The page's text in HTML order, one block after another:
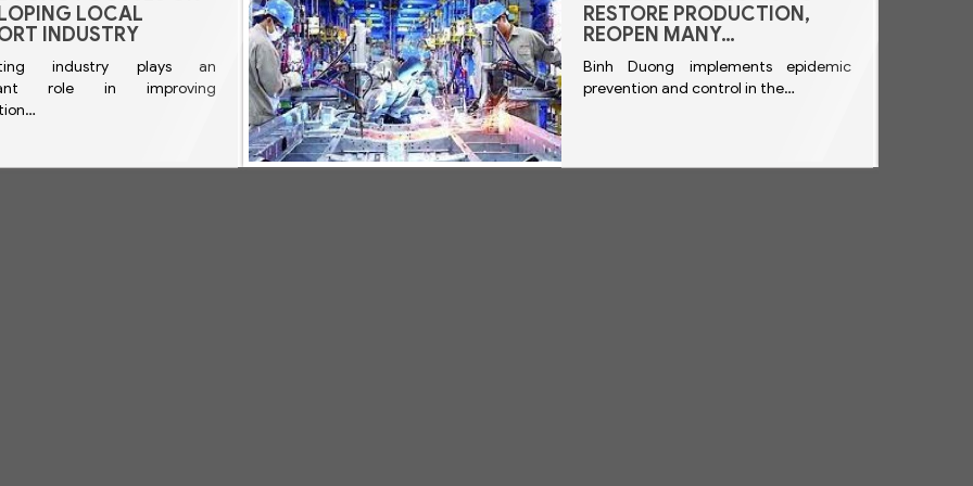
LOCAL
INDUSTRY
industry plays an
role in improving
RESTORE PRODUCTION,
REOPEN MANY…
Binh Duong implements epidemic
prevention and control in the…